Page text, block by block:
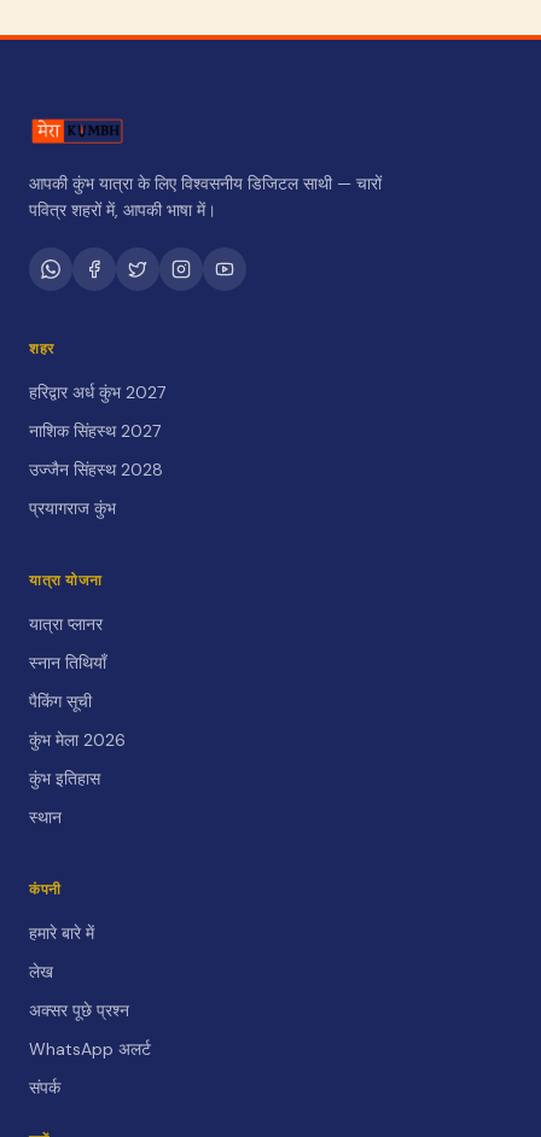
आपकी कुंभ यात्रा के लिए विश्वसनीय डिजिटल साथी — चारों
पवित्र शहरों में, आपकी भाषा में।
शहर
हरिद्वार अर्ध कुंभ 2027
नाशिक सिंहस्थ 2027
उज्जैन सिंहस्थ 2028
प्रयागराज कुंभ
यात्रा योजना
यात्रा प्लानर
स्नान तिथियाँ
पैकिंग सूची
कुंभ मेला 2026
कुंभ इतिहास
स्थान
कंपनी
हमारे बारे में
लेख
अक्सर पूछे प्रश्न
WhatsApp अलर्ट
संपर्क